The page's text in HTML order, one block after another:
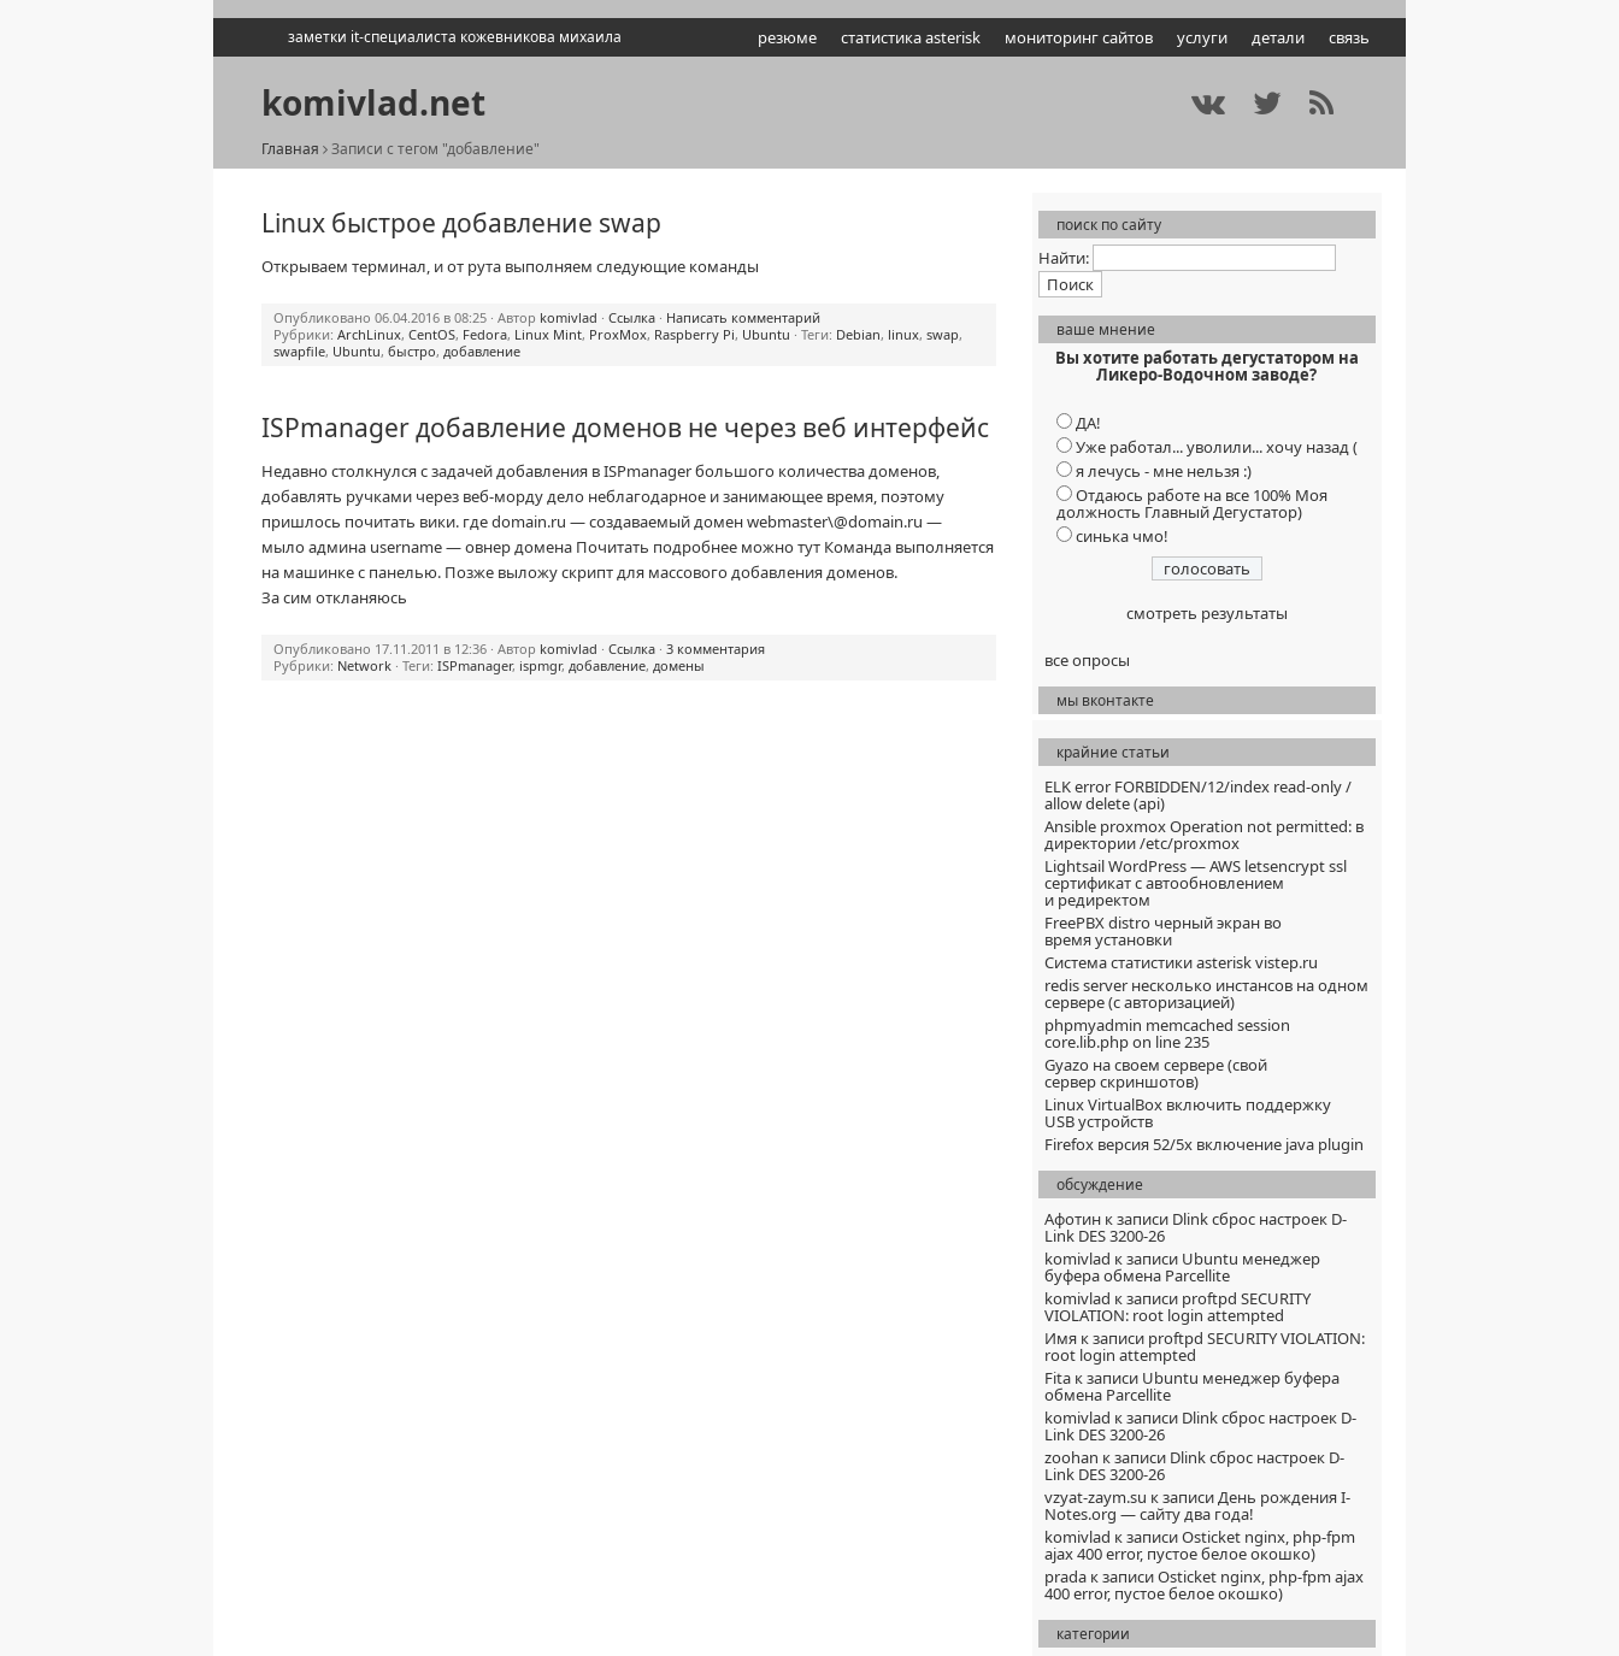
заметки it-специалиста кожевникова михаила связь
детали
услуги
мониторинг сайтов
статистика asterisk
резюме
komivlad.net
Главная Записи с тегом "добавление"
Linux быстрое добавление swap
Открываем терминал, и от рута выполняем следующие команды
Опубликовано 06.04.2016 в 08:25 · Автор komivlad · Ссылка · Написать комментарий
Рубрики: ArchLinux, CentOS, Fedora, Linux Mint, ProxMox, Raspberry Pi, Ubuntu · Теги: Debian, linux, swap,
swapfile, Ubuntu, быстро, добавление
ISPmanager добавление доменов не через веб интерфейс
Недавно столкнулся с задачей добавления в ISPmanager большого количества доменов,
добавлять ручками через веб-морду дело неблагодарное и занимающее время, поэтому
пришлось почитать вики. где domain.ru — создаваемый домен webmaster\@domain.ru —
мыло админа username — овнер домена Почитать подробнее можно тут Команда выполняется
на машинке с панелью. Позже выложу скрипт для массового добавления доменов.
За сим откланяюсь
Опубликовано 17.11.2011 в 12:36 · Автор komivlad · Ссылка · 3 комментария
Рубрики: Network · Теги: ISPmanager, ispmgr, добавление, домены
поиск по сайту
Найти:
ваше мнение
Вы хотите работать дегустатором на
Ликеро-Водочном заводе?
ДА!
Уже работал... уволили... хочу назад (
я лечусь - мне нельзя :)
Отдаюсь работе на все 100% Моя
должность Главный Дегустатор)
синька чмо!
смотреть результаты
все опросы
мы вконтакте
крайние статьи
ELK error FORBIDDEN/12/index read-only /
allow delete (api)
Ansible proxmox Operation not permitted: в
директории /etc/proxmox
Lightsail WordPress — AWS letsencrypt ssl
сертификат с автообновлением
и редиректом
FreePBX distro черный экран во
время установки
Система статистики asterisk vistep.ru
redis server несколько инстансов на одном
сервере (с авторизацией)
phpmyadmin memcached session
core.lib.php on line 235
Gyazo на своем сервере (свой
сервер скриншотов)
Linux VirtualBox включить поддержку
USB устройств
Firefox версия 52/5x включение java plugin
обсуждение
Афотинк записи Dlink сброс настроек D-
Link DES 3200-26
komivlad к записи Ubuntu менеджер
буфера обмена Parcellite
komivlad к записи proftpd SECURITY
VIOLATION: root login attempted
Имяк записи proftpd SECURITY VIOLATION:
root login attempted
Fitaк записи Ubuntu менеджер буфера
обмена Parcellite
komivlad к записи Dlink сброс настроек D-
Link DES 3200-26
zoohan к записи Dlink сброс настроек D-
Link DES 3200-26
vzyat-zaym.su к записиДень рождения I-
Notes.org — сайту два года!
komivlad к записиOsticket nginx, php-fpm
ajax 400 error, пустое белое окошко)
pradaк записиOsticket nginx, php-fpm ajax
400 error, пустое белое окошко)
категории